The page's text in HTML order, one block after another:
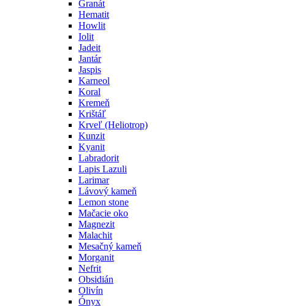
Granát
Hematit
Howlit
Iolit
Jadeit
Jantár
Jaspis
Karneol
Koral
Kremeň
Krištáľ
Krveľ (Heliotrop)
Kunzit
Kyanit
Labradorit
Lapis Lazuli
Larimar
Lávový kameň
Lemon stone
Mačacie oko
Magnezit
Malachit
Mesačný kameň
Morganit
Nefrit
Obsidián
Olivín
Ónyx